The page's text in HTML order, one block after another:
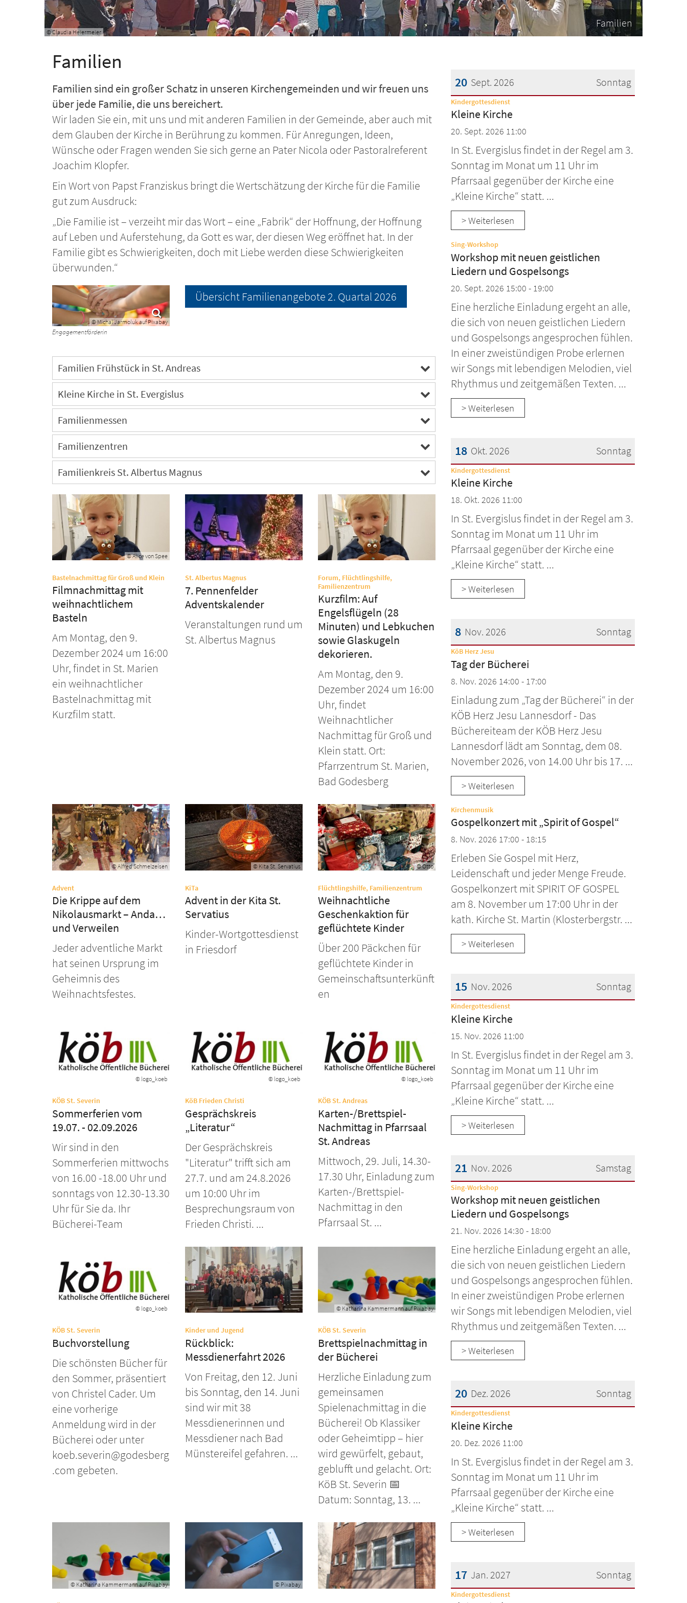
© Claudia Heiermeier
Familien
Familien
Familien sind ein großer Schatz in unseren Kirchengemeinden und wir freuen uns
über jede Familie, die uns bereichert.
Wir laden Sie ein, mit uns und mit anderen Familien in der Gemeinde, aber auch mit
dem Glauben der Kirche in Berührung zu kommen. Für Anregungen, Ideen,
Wünsche oder Fragen wenden Sie sich gerne an Pater Nicola oder Pastoralreferent
Joachim Klopfer.
Ein Wort von Papst Franziskus bringt die Wertschätzung der Kirche für die Familie
gut zum Ausdruck:
„Die Familie ist – verzeiht mir das Wort – eine „Fabrik“ der Hoffnung, der Hoffnung
auf Leben und Auferstehung, da Gott es war, der diesen Weg eröffnet hat. In der
Familie gibt es Schwierigkeiten, doch mit Liebe werden diese Schwierigkeiten
überwunden.“
© Michal Jarmoluk auf Pixabay
Engagementförderin
Übersicht Familienangebote 2. Quartal 2026
Familien Frühstück in St. Andreas
Kleine Kirche in St. Evergislus
Familienmessen
Familienzentren
Familienkreis St. Albertus Magnus
© Alice von Spee
Bastelnachmittag für Groß und Klein
Filmnachmittag mit
weihnachtlichem
Basteln
Am Montag, den 9.
Dezember 2024 um 16:00
Uhr, findet in St. Marien
ein weihnachtlicher
Bastelnachmittag mit
Kurzfilm statt.
St. Albertus Magnus:
7. Pennenfelder
Adventskalender
Veranstaltungen rund um
St. Albertus Magnus
Forum, Flüchtlingshilfe,
Familienzentrum:
Kurzfilm: Auf
Engelsflügeln (28
Minuten) und Lebkuchen
sowie Glaskugeln
dekorieren.
Am Montag, den 9.
Dezember 2024 um 16:00
Uhr, findet
Weihnachtlicher
Nachmittag für Groß und
Klein statt. Ort:
Pfarrzentrum St. Marien,
Bad Godesberg
© Alfred Schmelzeisen
Advent:
Die Krippe auf dem
Nikolausmarkt – Andacht
und Verweilen
Jeder adventliche Markt
hat seinen Ursprung im
Geheimnis des
Weihnachtsfestes.
© Kita St. Servatius
KiTa:
Advent in der Kita St.
Servatius
Kinder-Wortgottesdienst
in Friesdorf
© Otto
Flüchtlingshilfe, Familienzentrum:
Weihnachtliche
Geschenkaktion für
geflüchtete Kinder
Über 200 Päckchen für
geflüchtete Kinder in
Gemeinschaftsunterkünft
en
© logo_koeb
KÖB St. Severin
Sommerferien vom
19.07. - 02.09.2026
Wir sind in den
Sommerferien mittwochs
von 16.00 -18.00 Uhr und
sonntags von 12.30-13.30
Uhr für Sie da. Ihr
Bücherei-Team
© logo_koeb
KöB Frieden Christi:
Gesprächskreis
„Literatur“
Der Gesprächskreis
"Literatur" trifft sich am
27.7. und am 24.8.2026
um 10:00 Uhr im
Besprechungsraum von
Frieden Christi. ...
© logo_koeb
KÖB St. Andreas:
Karten-/Brettspiel-
Nachmittag in Pfarrsaal
St. Andreas
Mittwoch, 29. Juli, 14.30-
17.30 Uhr, Einladung zum
Karten-/Brettspiel-
Nachmittag in den
Pfarrsaal St. ...
© logo_koeb
KÖB St. Severin
Buchvorstellung
Die schönsten Bücher für
den Sommer, präsentiert
von Christel Cader. Um
eine vorherige
Anmeldung wird in der
Bücherei oder unter
koeb.severin@godesberg
.com gebeten.
Kinder und Jugend:
Rückblick:
Messdienerfahrt 2026
Von Freitag, den 12. Juni
bis Sonntag, den 14. Juni
sind wir mit 38
Messdienerinnen und
Messdiener nach Bad
Münstereifel gefahren. ...
© Katharina Kammermann auf Pixabay
KÖB St. Severin:
Brettspielnachmittag in
der Bücherei
Herzliche Einladung zum
gemeinsamen
Spielenachmittag in die
Bücherei! Ob Klassiker
oder Geheimtipp – hier
wird gewürfelt, gebaut,
geblufft und gelacht. Ort:
KöB St. Severin 📅
Datum: Sonntag, 13. ...
© Katharina Kammermann auf Pixabay © Pixabay
Sonntag
20 Sept. 2026
Datum: 20. September 2026
Kindergottesdienst:
Kleine Kirche
20. Sept. 2026 11:00
In St. Evergislus findet in der Regel am 3.
Sonntag im Monat um 11 Uhr im
Pfarrsaal gegenüber der Kirche eine
„Kleine Kirche“ statt. ...
> Weiterlesen
Sing-Workshop:
Workshop mit neuen geistlichen
Liedern und Gospelsongs
20. Sept. 2026 15:00 - 19:00
Eine herzliche Einladung ergeht an alle,
die sich von neuen geistlichen Liedern
und Gospelsongs angesprochen fühlen.
In einer zweistündigen Probe erlernen
wir Songs mit lebendigen Melodien, viel
Rhythmus und zeitgemäßen Texten. ...
> Weiterlesen
Sonntag
18 Okt. 2026
Datum: 18. Oktober 2026
Kindergottesdienst:
Kleine Kirche
18. Okt. 2026 11:00
In St. Evergislus findet in der Regel am 3.
Sonntag im Monat um 11 Uhr im
Pfarrsaal gegenüber der Kirche eine
„Kleine Kirche“ statt. ...
> Weiterlesen
Sonntag
8 Nov. 2026
Datum: 8. November 2026
KöB Herz Jesu
Tag der Bücherei
8. Nov. 2026 14:00 - 17:00
Einladung zum „Tag der Bücherei“ in der
KÖB Herz Jesu Lannesdorf - Das
Büchereiteam der KÖB Herz Jesu
Lannesdorf lädt am Sonntag, dem 08.
November 2026, von 14.00 Uhr bis 17. ...
> Weiterlesen
Kirchenmusik:
Gospelkonzert mit „Spirit of Gospel“
8. Nov. 2026 17:00 - 18:15
Erleben Sie Gospel mit Herz,
Leidenschaft und jeder Menge Freude.
Gospelkonzert mit SPIRIT OF GOSPEL
am 8. November um 17:00 Uhr in der
kath. Kirche St. Martin (Klosterbergstr. ...
> Weiterlesen
Sonntag
15 Nov. 2026
Datum: 15. November 2026
Kindergottesdienst:
Kleine Kirche
15. Nov. 2026 11:00
In St. Evergislus findet in der Regel am 3.
Sonntag im Monat um 11 Uhr im
Pfarrsaal gegenüber der Kirche eine
„Kleine Kirche“ statt. ...
> Weiterlesen
Samstag
21 Nov. 2026
Datum: 21. November 2026
Sing-Workshop:
Workshop mit neuen geistlichen
Liedern und Gospelsongs
21. Nov. 2026 14:30 - 18:00
Eine herzliche Einladung ergeht an alle,
die sich von neuen geistlichen Liedern
und Gospelsongs angesprochen fühlen.
In einer zweistündigen Probe erlernen
wir Songs mit lebendigen Melodien, viel
Rhythmus und zeitgemäßen Texten. ...
> Weiterlesen
Sonntag
20 Dez. 2026
Datum: 20. Dezember 2026
Kindergottesdienst:
Kleine Kirche
20. Dez. 2026 11:00
In St. Evergislus findet in der Regel am 3.
Sonntag im Monat um 11 Uhr im
Pfarrsaal gegenüber der Kirche eine
„Kleine Kirche“ statt. ...
> Weiterlesen
Sonntag
17 Jan. 2027
Datum: 17. Januar 2027
Kindergottesdienst: